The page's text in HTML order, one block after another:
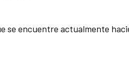
se encuentre actualmente